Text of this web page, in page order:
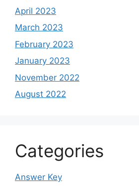
April 2023
March 2023
February 2023
January 2023
November 2022
August 2022
Categories
Answer Key